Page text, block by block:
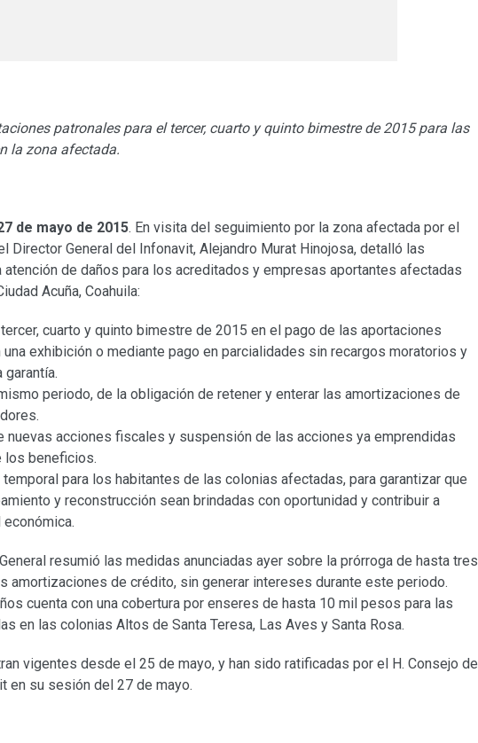
patronales para el tercer, cuarto y quinto bimestre de 2015 para las
la zona afectada.
de mayo de 2015. En visita del seguimiento por la zona afectada por el
Director General del Infonavit, Alejandro Murat Hinojosa, detalló las
de daños para los acreditados y empresas aportantes afectadas
Acuña, Coahuila:
cuarto y quinto bimestre de 2015 en el pago de las aportaciones
una exhibición o mediante pago en parcialidades sin recargos moratorios y
periodo, de la obligación de retener y enterar las amortizaciones de
nuevas acciones fiscales y suspensión de las acciones ya emprendidas
los beneficios.
para los habitantes de las colonias afectadas, para garantizar que
y reconstrucción sean brindadas con oportunidad y contribuir a
resumió las medidas anunciadas ayer sobre la prórroga de hasta tres
amortizaciones de crédito, sin generar intereses durante este periodo.
cuenta con una cobertura por enseres de hasta 10 mil pesos para las
en las colonias Altos de Santa Teresa, Las Aves y Santa Rosa.
vigentes desde el 25 de mayo, y han sido ratificadas por el H. Consejo de
en su sesión del 27 de mayo.